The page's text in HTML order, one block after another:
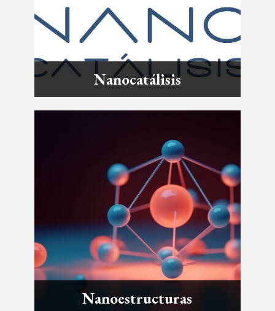
Nanocatálisis
Nanoestructuras